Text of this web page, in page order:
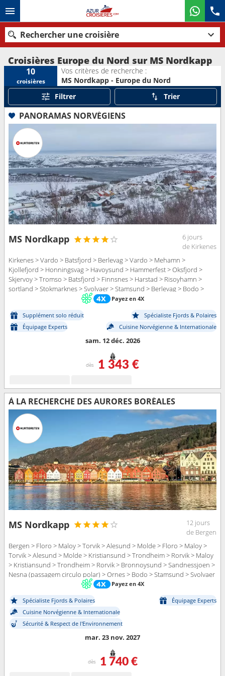
Rechercher une croisière
Nos destinations
Mois de départ
Ports
Rechercher
Croisières Europe du Nord sur MS Nordkapp
10
croisières
Vos critères de recherche :
MS Nordkapp - Europe du Nord
Filtrer
Trier
PANORAMAS NORVÉGIENS
MS Nordkapp
6 jours
de Kirkenes
Kirkenes > Vardo > Batsfjord > Berlevag > Vardo > Mehamn >
Kjollefjord > Honningsvag > Havoysund > Hammerfest > Oksfjord >
Skjervoy > Tromso > Batsfjord > Finnsnes > Harstad > Risoyhamn >
sortland > Stokmarknes > Svolvaer > Stamsund > Berlevag > Bodo >
Ornes > Nesna (passagem circulo polar) > Sandnessjoen >
> Kjollefjord > Alesund > Torvik > Maloy > Floro > Bergen >
Honningsvag > Havoysund > Hammerfest > Oksfjord > Skjervoy >
Tromso > Finnsnes > Harstad > Risoyhamn > sortland > Stokmarknes >
> Sandnessjoen > Bronnoysund > Rorvik > Trondheim > Kristiansund >
Molde > Alesund > Torvik > Maloy > Floro > Bergen
Payez en 4X
Supplément solo réduit
Spécialiste Fjords & Polaires
Équipage Experts
Cuisine Norvégienne & Internationale
sam. 12 déc. 2026
dès 1 343 €
À LA RECHERCHE DES AURORES BORÉALES
MS Nordkapp
12 jours
de Bergen
Bergen > Floro > Maloy > Torvik > Alesund > Molde > Floro > Maloy >
Torvik > Alesund > Molde > Kristiansund > Trondheim > Rorvik > Maloy
> Kristiansund > Trondheim > Rorvik > Bronnoysund > Sandnessjoen >
Nesna (passagem circulo polar) > Ornes > Bodo > Stamsund > Svolvaer
> Torvik > Bronnoysund > Sandnessjoen > Nesna (passagem circulo
> Risoyhamn > Harstad > Finnsnes > Tromso > Skjervoy > Alesund >
Stokmarknes > sortland > Risoyhamn > Harstad > Finnsnes > Tromso >
Skjervoy > Oksfjord > Hammerfest > Havoysund > Honningsvag >
Havoysund > Honningsvag > Kjollefjord > Mehamn > Berlevag >
Batsfjord > Vardo > Vadso > Kirkenes > Kristiansund > Batsfjord >
Vardo > Vadso > Kirkenes > Berlevag > Mehamn > Kjollefjord >
Payez en 4X
Spécialiste Fjords & Polaires
Équipage Experts
Cuisine Norvégienne & Internationale
Sécurité & Respect de l'Environnement
mar. 23 nov. 2027
dès 1 740 €